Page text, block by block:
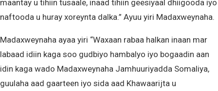
maantay u tihiin tusaale, inaad tihiin geesiyaal dhiigooda iyo
naftooda u huray xoreynta dalka.” Ayuu yiri Madaxweynaha.
Madaxweynaha ayaa yiri “Waxaan rabaa halkan inaan mar
labaad idiin kaga soo gudbiyo hambalyo iyo bogaadin aan
idin kaga wado Madaxweynaha Jamhuuriyadda Somaliya,
guulaha aad gaarteen iyo sida aad Khawaarijta u